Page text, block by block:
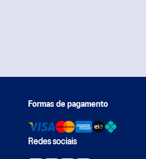
Formas de pagamento
Redes sociais